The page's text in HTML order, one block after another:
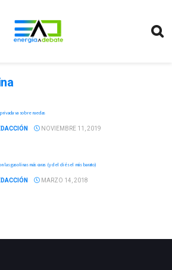
va sobre ruedas
NOVIEMBRE 11, 2019
las gasolinas más caras (y del diésel más barato)
MARZO 14, 2018